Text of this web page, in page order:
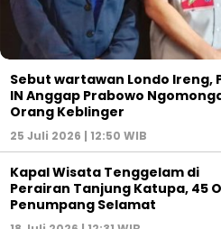
Sebut wartawan Londo Ireng,
IN Anggap Prabowo
Orang Keblinger
25 Juli 2026 | 12:50 WIB
Kapal Wisata Tenggelam di
Perairan Tanjung Katupa, 45
Penumpang Selamat